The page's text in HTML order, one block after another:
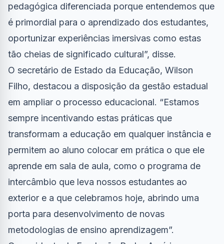
pedagógica diferenciada porque entendemos que
é primordial para o aprendizado dos estudantes,
oportunizar experiências imersivas como estas
tão cheias de significado cultural”, disse.
O secretário de Estado da Educação, Wilson
Filho, destacou a disposição da gestão estadual
em ampliar o processo educacional. “Estamos
sempre incentivando estas práticas que
transformam a educação em qualquer instância e
permitem ao aluno colocar em prática o que ele
aprende em sala de aula, como o programa de
intercâmbio que leva nossos estudantes ao
exterior e a que celebramos hoje, abrindo uma
porta para desenvolvimento de novas
metodologias de ensino aprendizagem”.